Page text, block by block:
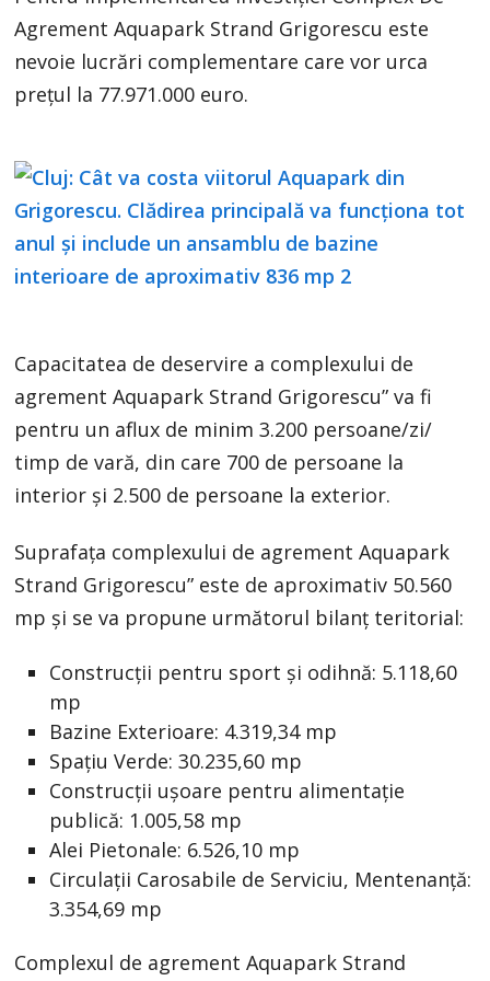
Agrement Aquapark Strand Grigorescu este
nevoie lucrări complementare care vor urca
prețul la 77.971.000 euro.
Capacitatea de deservire a complexului de
agrement Aquapark Strand Grigorescu” va fi
pentru un aflux de minim 3.200 persoane/zi/
timp de vară, din care 700 de persoane la
interior şi 2.500 de persoane la exterior.
Suprafaţa complexului de agrement Aquapark
Strand Grigorescu” este de aproximativ 50.560
mp şi se va propune următorul bilanţ teritorial:
Construcţii pentru sport şi odihnă: 5.118,60
mp
Bazine Exterioare: 4.319,34 mp
Spaţiu Verde: 30.235,60 mp
Construcţii uşoare pentru alimentație
publică: 1.005,58 mp
Alei Pietonale: 6.526,10 mp
Circulaţii Carosabile de Serviciu, Mentenanță:
3.354,69 mp
Complexul de agrement Aquapark Strand